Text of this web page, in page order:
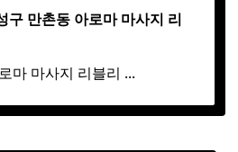
구 만촌동 아로마 마사지 리
마 마사지 리블리 ...